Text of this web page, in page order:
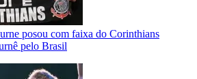
posou com faixa do Corinthians
pelo Brasil